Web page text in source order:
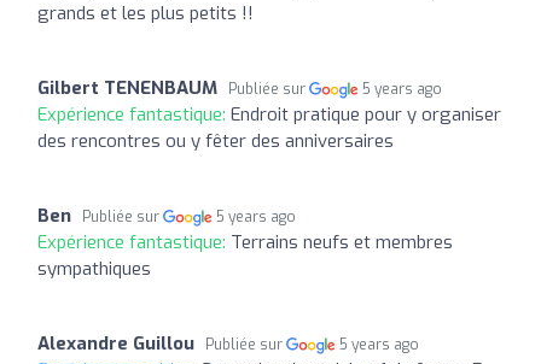
grands et les plus petits !!
Gilbert TENENBAUM Publiée sur 5 years ago
Expérience fantastique: Endroit pratique pour y organiser
des rencontres ou y fêter des anniversaires
Ben Publiée sur 5 years ago
Expérience fantastique: Terrains neufs et membres
sympathiques
Alexandre Guillou Publiée sur 5 years ago